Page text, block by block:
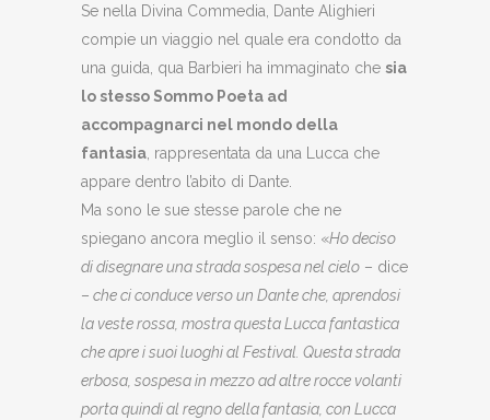
Se nella Divina Commedia, Dante Alighieri
compie un viaggio nel quale era condotto da
una guida, qua Barbieri ha immaginato che sia
lo stesso Sommo Poeta ad
accompagnarci nel mondo della
fantasia, rappresentata da una Lucca che
appare dentro l’abito di Dante.
Ma sono le sue stesse parole che ne
spiegano ancora meglio il senso: «Ho deciso
di disegnare una strada sospesa nel cielo – dice
– che ci conduce verso un Dante che, aprendosi
la veste rossa, mostra questa Lucca fantastica
che apre i suoi luoghi al Festival. Questa strada
erbosa, sospesa in mezzo ad altre rocce volanti
porta quindi al regno della fantasia, con Lucca